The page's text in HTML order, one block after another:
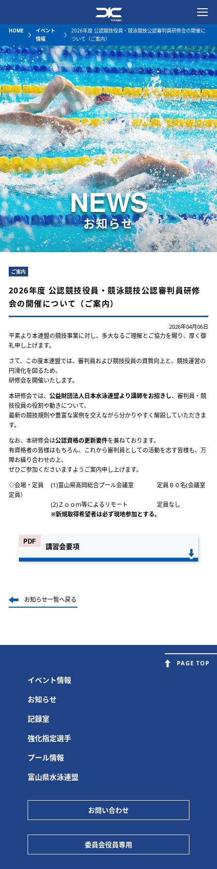
一般社団法人富山県水泳連
HOME
イベント
情報
2026年度 公認競技役員・競泳競技公認審判員研修会の開催に
ついて（ご案内）
NEWS
お知らせ
ご案内
2026年度 公認競技役員・競泳競技公認審判員研修
会の開催について（ご案内）
2026年04月06日
平素より本連盟の競技事業に対し、多大なるご理解とご協力を賜り、厚く御
礼申し上げます。
さて、この度本連盟では、審判員および競技役員の資質向上と、競技運営の
円滑化を図るため、
研修会を開催いたします。
本研修会では、 公益財団法人日本水泳連盟より講師をお招きし、審判員・競
技役員の役割や動きについて、
最新の競技規則や豊富な実例を交えながら分かりやすく解説していただきま
す。
なお、本研修会は公認資格の更新要件を兼ねております。
有資格者の皆様はもちろん、これから審判員としての活動を志す皆様も、万
障お繰り合わせの上、
ぜひご参加くださいますようご案内申し上げます。
◇会場・定員 (1)富山県高岡総合プール会議室 定員８０名(会議室
定員）
(2)Ｚｏｏｍ等によるリモート 定員なし
※新規取得希望者は必ず現地参加とする。
講習会要項
お知らせ一覧へ戻る
PAGE TOP
イベント情報
お知らせ
記録室
強化指定選手
プール情報
富山県水泳連盟
お問い合わせ
委員会役員専用